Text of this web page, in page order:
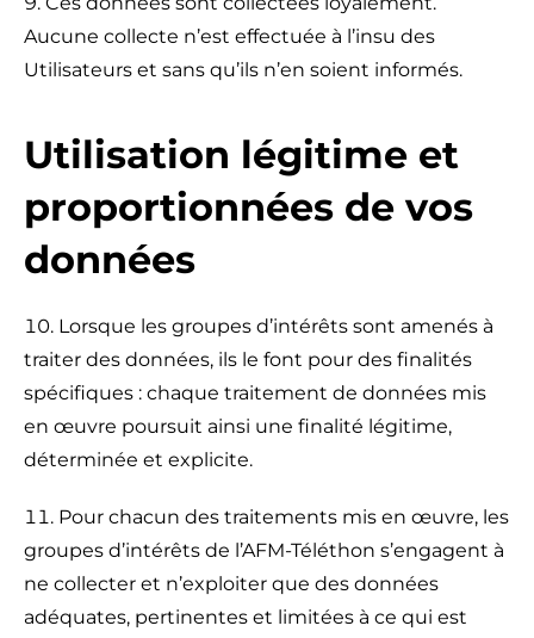
Aucune collecte n’est effectuée à l’insu des
Utilisateurs et sans qu’ils n’en soient informés.
Utilisation légitime et
proportionnées de vos
données
Lorsque les groupes d’intérêts sont amenés à
traiter des données, ils le font pour des finalités
spécifiques : chaque traitement de données mis
en œuvre poursuit ainsi une finalité légitime,
déterminée et explicite.
Pour chacun des traitements mis en œuvre, les
groupes d’intérêts de l’AFM-Téléthon s’engagent à
ne collecter et n’exploiter que des données
adéquates, pertinentes et limitées à ce qui est